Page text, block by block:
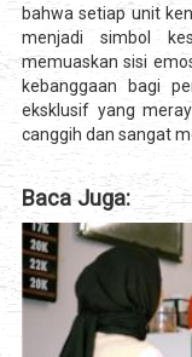
bahwa setiap unit
menjadi simbol
memuaskan sisi
kebanggaan bagi
eksklusif yang
canggih dan sangat
Baca Juga: